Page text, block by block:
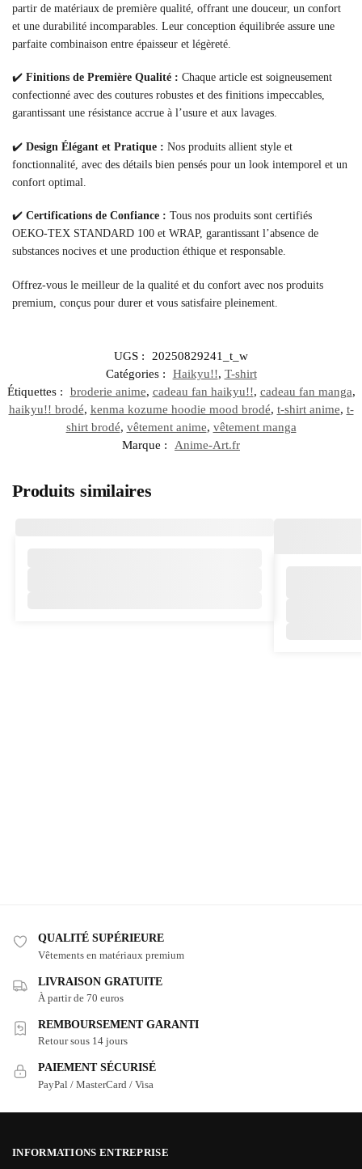
partir de matériaux de première qualité, offrant une douceur, un confort
et une durabilité incomparables. Leur conception équilibrée assure une
parfaite combinaison entre épaisseur et légèreté.
✔️ Finitions de Première Qualité : Chaque article est soigneusement
confectionné avec des coutures robustes et des finitions impeccables,
garantissant une résistance accrue à l’usure et aux lavages.
✔️ Design Élégant et Pratique : Nos produits allient style et
fonctionnalité, avec des détails bien pensés pour un look intemporel et un
confort optimal.
✔️ Certifications de Confiance : Tous nos produits sont certifiés
OEKO-TEX STANDARD 100 et WRAP, garantissant l’absence de
substances nocives et une production éthique et responsable.
Offrez-vous le meilleur de la qualité et du confort avec nos produits
premium, conçus pour durer et vous satisfaire pleinement.
UGS :
20250829241_t_w
Catégories :
Haikyu!!, T-shirt
Étiquettes :
broderie anime, cadeau fan haikyu!!, cadeau fan manga,
haikyu!! brodé, kenma kozume hoodie mood brodé, t-shirt anime, t-
shirt brodé, vêtement anime, vêtement manga
Marque :
Anime-Art.fr
Produits similaires
QUALITÉ SUPÉRIEURE
Vêtements en matériaux premium
LIVRAISON GRATUITE
À partir de 70 euros
REMBOURSEMENT GARANTI
Retour sous 14 jours
PAIEMENT SÉCURISÉ
PayPal / MasterCard / Visa
INFORMATIONS ENTREPRISE